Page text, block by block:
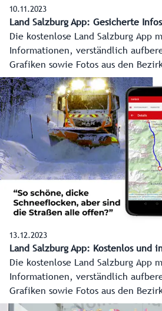
10.11.2023
Land Salzburg App: Gesicherte
Die kostenlose Land Salzburg App
Informationen, verständlich
Grafiken sowie Fotos aus den
Möglichkeit von Push-Nachrichten
Bezirken sowie Wetterwarnungen
Stufe "orange" und darüber -
13.12.2023
Land Salzburg App: Kostenlos und
Die kostenlose Land Salzburg App
Informationen, verständlich
Grafiken sowie Fotos aus den
Möglichkeit von Push-Nachrichten